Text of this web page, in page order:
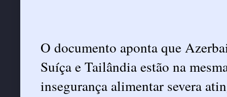
O documento aponta que
Suíça e Tailândia estão na
insegurança alimentar severa